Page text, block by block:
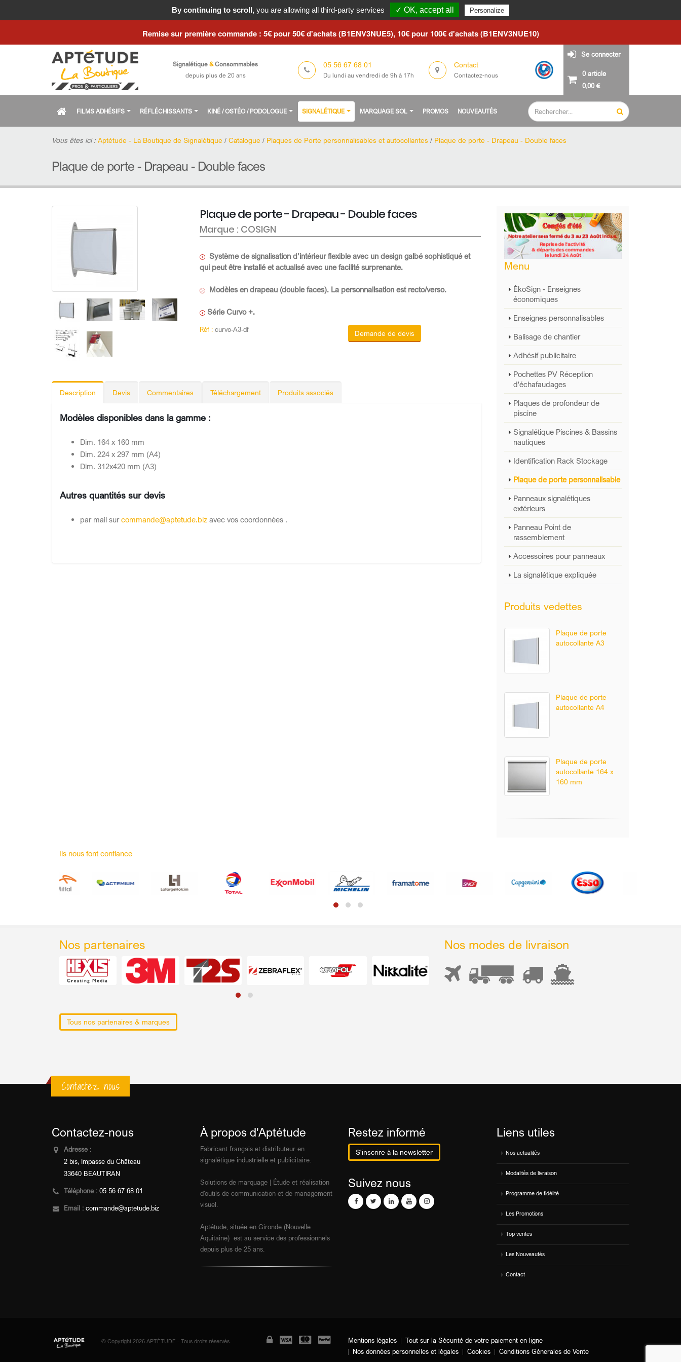
Fermeture estivale du 3 au 23 août 2026 / Les commandes seront traitées à partir du lundi 24 août.
Remise sur première commande : 5€ pour 50€ d'achats (B1ENV3NUE5), 10€ pour 100€ d'achats (B1ENV3NUE10)
Signalétique&Consommables
depuis plus de 20 ans
05 56 67 68 01
Du lundi au vendredi de 9h à 17h
Contact
Contactez-nous
Se connecter
0 article
0,00 €
FILMS ADHÉSIFS RÉFLÉCHISSANTS KINÉ / OSTÉO / PODOLOGUE SIGNALÉTIQUE MARQUAGE SOL PROMOS NOUVEAUTÉS
Vous êtes ici : Aptétude - La Boutique de Signalétique / Catalogue / Plaques de Porte personnalisables et autocollantes / Plaque de porte - Drapeau - Double faces
Plaque de porte - Drapeau - Double faces
Plaque de porte - Drapeau - Double faces
Marque : COSIGN
Système de signalisation d’intérieur flexible avec un design galbé sophistiqué et
qui peut être installé et actualisé avec une facilité surprenante.
Modèles en drapeau (double faces). La personnalisation est recto/verso.
Série Curvo +.
Réf :curvo-A3-df Demande de devis
Description Devis Commentaires Téléchargement Produits associés
Modèles disponibles dans la gamme :
Dim. 164 x 160 mm
Dim. 224 x 297 mm (A4)
Dim. 312x420 mm (A3)
Autres quantités sur devis
par mail surcommande@aptetude.biz avec vos coordonnées .
Menu
ÉkoSign - Enseignes
économiques
Enseignes personnalisables
Balisage de chantier
Adhésif publicitaire
Pochettes PV Réception
d'échafaudages
Plaques de profondeur de
piscine
Signalétique Piscines & Bassins
nautiques
Identification Rack Stockage
Plaque de porte personnalisable
Panneaux signalétiques
extérieurs
Panneau Point de
rassemblement
Accessoires pour panneaux
La signalétique expliquée
Produits vedettes
Plaque de porte
autocollante A3
Plaque de porte
autocollante A4
Plaque de porte
autocollante 164 x
160 mm
Ils nous font confiance
Nos partenaires
Tous nos partenaires & marques
Nos modes de livraison
Contactez nous
Contactez-nous
Adresse :
2 bis, Impasse du Château
33640 BEAUTIRAN
Téléphone : 05 56 67 68 01
Email : commande@aptetude.biz
À propos d'Aptétude
Fabricant français et distributeur en
signalétique industrielle et publicitaire.
Solutions de marquage | Étude et réalisation
d'outils de communication et de management
visuel.
Aptétude, située en Gironde (Nouvelle
Aquitaine) est au service des professionnels
depuis plus de 25 ans.
Restez informé
S'inscrire à la newsletter
Suivez nous
Liens utiles
Nos actualités
Modalités de livraison
Programme de fidélité
Les Promotions
Top ventes
Les Nouveautés
Contact
© Copyright 2026 APTÉTUDE - Tous droits réservés. Mentions légales
Tout sur la Sécurité de votre paiement en ligne
Nos données personnelles et légales
Cookies Conditions Génerales de Vente
By continuing to scroll,you are allowing all third-party services ✓ OK, accept all Personalize